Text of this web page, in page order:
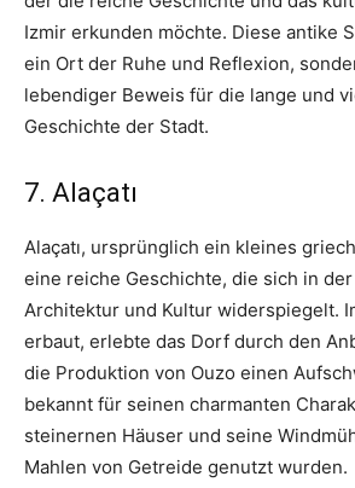
Izmir erkunden möchte. Diese antike
ein Ort der Ruhe und Reflexion,
lebendiger Beweis für die lange und
Geschichte der Stadt.
7. Alaçatı
Alaçatı, ursprünglich ein kleines
eine reiche Geschichte, die sich in
Architektur und Kultur widerspiegelt.
erbaut, erlebte das Dorf durch den
die Produktion von Ouzo einen
bekannt für seinen charmanten
steinernen Häuser und seine
Mahlen von Getreide genutzt wurden.